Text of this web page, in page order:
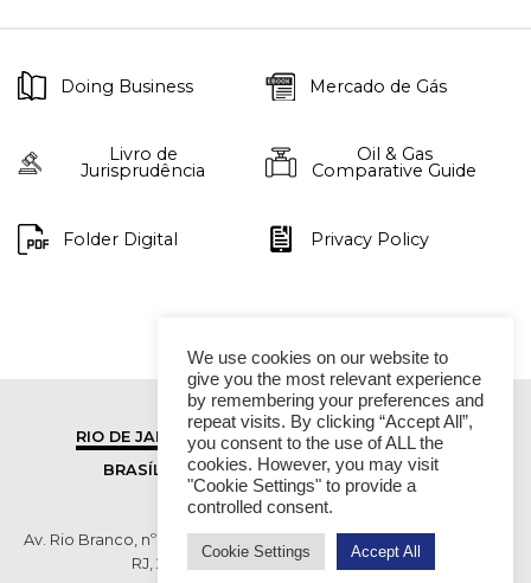
Doing Business Mercado de Gás
Livro de
Jurisprudência
Oil & Gas
Comparative Guide
Folder Digital Privacy Policy
RIO DE JANEIRO
SÃO PAULO
BRASÍLIA
VITÓRIA
Av. Rio Branco, nº 01, 14º andar - Ed. RB1- Centro, Rio de Janeiro -
RJ, 20090-003 TEL (55 21) 2276 6200
We use cookies on our website to
give you the most relevant experience
by remembering your preferences and
repeat visits. By clicking “Accept All”,
you consent to the use of ALL the
cookies. However, you may visit
"Cookie Settings" to provide a
controlled consent.
Cookie Settings Accept All